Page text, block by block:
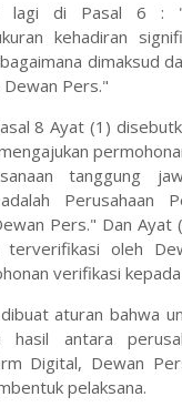
lagi di Pasal 6 :
kehadiran
dimaksud
Pers."
8 Ayat (1)
tanggung
Perusahaan
Pers." Dan Ayat
terverifikasi oleh
verifikasi
aturan bahwa
hasil antara
Digital, Dewan
pelaksana.